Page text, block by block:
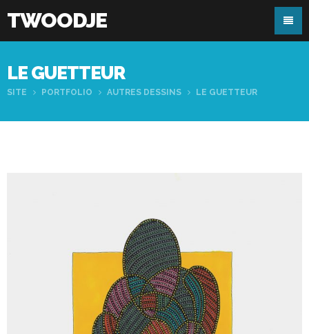
TWOODJE
LE GUETTEUR
SITE PORTFOLIO AUTRES DESSINS LE GUETTEUR